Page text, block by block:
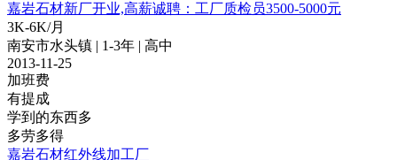
嘉岩石材新厂开业,高薪诚聘：工厂质检员3500-5000元
3K-6K/月
南安市水头镇 | 1-3年 | 高中
2013-11-25
加班费
有提成
学到的东西多
多劳多得
嘉岩石材红外线加工厂